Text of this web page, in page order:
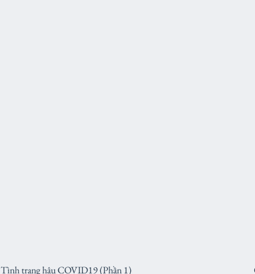
Tình trạng hậu COVID19 (Phần 1)